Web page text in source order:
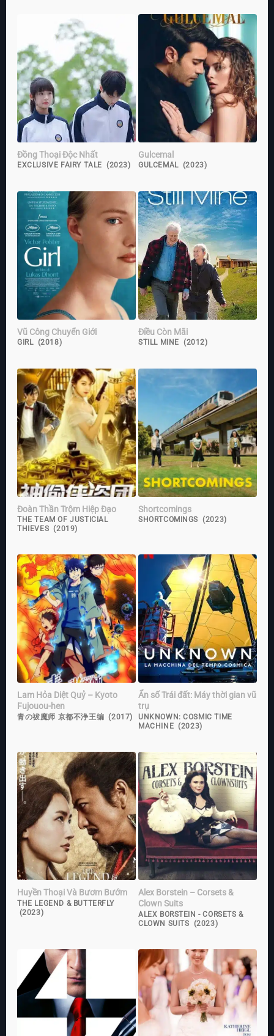
Đồng Thoại Độc Nhất
EXCLUSIVE FAIRY TALE (2023)
Gulcemal
GULCEMAL (2023)
Vũ Công Chuyển Giới
GIRL (2018)
Điều Còn Mãi
STILL MINE (2012)
Đoàn Thần Trộm Hiệp Đạo
THE TEAM OF JUSTICIAL
THIEVES (2019)
Shortcomings
SHORTCOMINGS (2023)
Lam Hỏa Diệt Quỷ – Kyoto
Fujouou-hen
青の祓魔师 京都不浄王编 (2017)
Ẩn số Trái đất: Máy thời gian vũ
trụ
UNKNOWN: COSMIC TIME
MACHINE (2023)
Huyền Thoại Và Bươm Bướm
THE LEGEND & BUTTERFLY
(2023)
Alex Borstein – Corsets &
Clown Suits
ALEX BORSTEIN - CORSETS &
CLOWN SUITS (2023)